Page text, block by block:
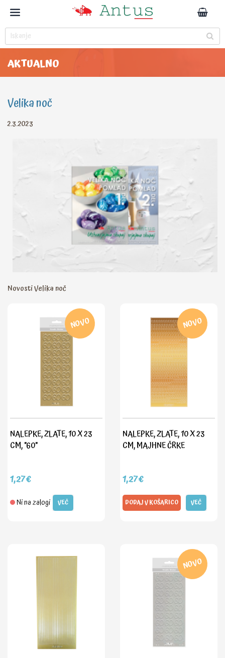
AKTUALNO
Velika noč
2.3.2023
Novosti Velika noč
NOVO
NALEPKE, ZLATE, 10 X 23
CM, "60"
1,27€
Ni na zalogi VEČ
NOVO
NALEPKE, ZLATE, 10 X 23
CM, MAJHNE ČRKE
1,27€
DODAJ V KOŠARICO VEČ
NOVO